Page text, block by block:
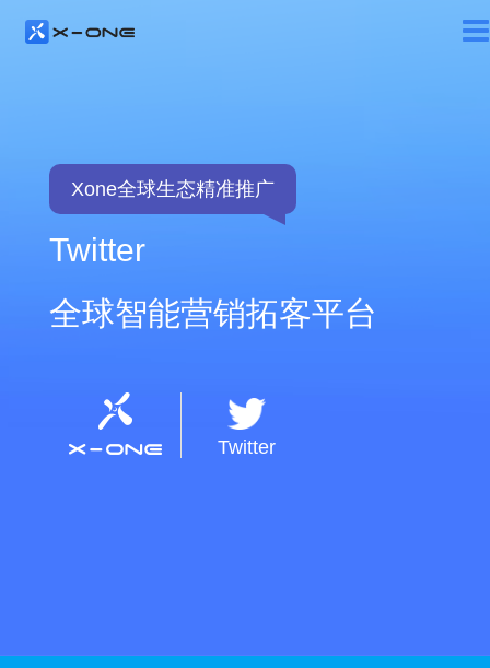
Xone全球生态精准推广
Twitter
全球智能营销拓客平台
Twitter